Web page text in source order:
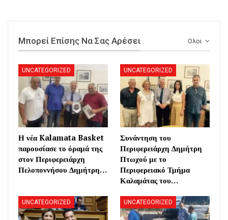
Ολοι
Μπορεί Επίσης Να Σας Αρέσει
UNCATEGORIZED
Η νέα Kalamata Basket
παρουσίασε το όραμά της
στον Περιφερειάρχη
Πελοποννήσου Δημήτρη…
UNCATEGORIZED
Συνάντηση του
Περιφερειάρχη Δημήτρη
Πτωχού με το
Περιφερειακό Τμήμα
Καλαμάτας του…
UNCATEGORIZED UNCATEGORIZED